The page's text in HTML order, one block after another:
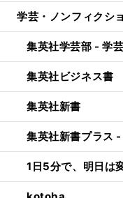
学芸・ノンフィクシ
集英社学芸部 - 学
集英社ビジネス書
集英社新書
集英社新書プラス
1日5分で、明日は